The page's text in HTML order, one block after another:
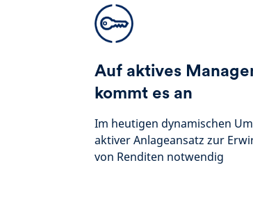
Auf aktives
kommt es an
Im heutigen dynamischen
aktiver Anlageansatz zur
von Renditen notwendig